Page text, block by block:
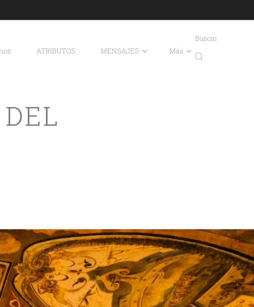
ATRIBUTOS MENSAJES Más
Buscar